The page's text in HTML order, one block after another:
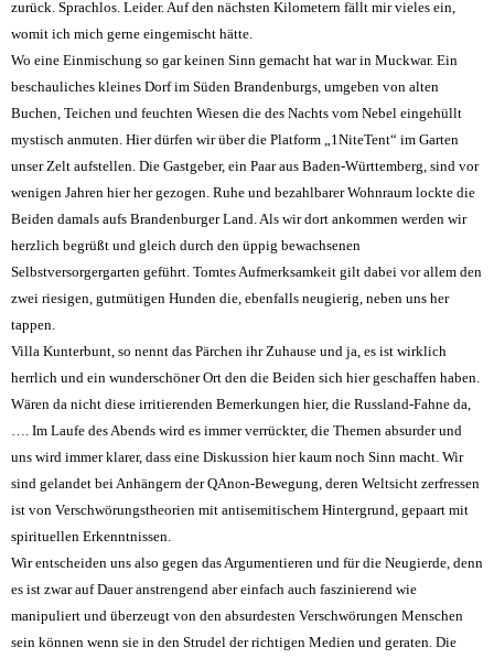
zurück. Sprachlos. Leider. Auf den nächsten Kilometern fällt mir vieles ein,
womit ich mich gerne eingemischt hätte.
Wo eine Einmischung so gar keinen Sinn gemacht hat war in Muckwar. Ein
beschauliches kleines Dorf im Süden Brandenburgs, umgeben von alten
Buchen, Teichen und feuchten Wiesen die des Nachts vom Nebel eingehüllt
mystisch anmuten. Hier dürfen wir über die Platform „1NiteTent“ im Garten
unser Zelt aufstellen. Die Gastgeber, ein Paar aus Baden-Württemberg, sind vor
wenigen Jahren hier her gezogen. Ruhe und bezahlbarer Wohnraum lockte die
Beiden damals aufs Brandenburger Land. Als wir dort ankommen werden wir
herzlich begrüßt und gleich durch den üppig bewachsenen
Selbstversorgergarten geführt. Tomtes Aufmerksamkeit gilt dabei vor allem den
zwei riesigen, gutmütigen Hunden die, ebenfalls neugierig, neben uns her
tappen.
Villa Kunterbunt, so nennt das Pärchen ihr Zuhause und ja, es ist wirklich
herrlich und ein wunderschöner Ort den die Beiden sich hier geschaffen haben.
Wären da nicht diese irritierenden Bemerkungen hier, die Russland-Fahne da,
…. Im Laufe des Abends wird es immer verrückter, die Themen absurder und
uns wird immer klarer, dass eine Diskussion hier kaum noch Sinn macht. Wir
sind gelandet bei Anhängern der QAnon-Bewegung, deren Weltsicht zerfressen
ist von Verschwörungstheorien mit antisemitischem Hintergrund, gepaart mit
spirituellen Erkenntnissen.
Wir entscheiden uns also gegen das Argumentieren und für die Neugierde, denn
es ist zwar auf Dauer anstrengend aber einfach auch faszinierend wie
manipuliert und überzeugt von den absurdesten Verschwörungen Menschen
sein können wenn sie in den Strudel der richtigen Medien und geraten. Die